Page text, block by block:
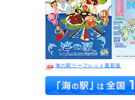
海の駅リーフレット最新版